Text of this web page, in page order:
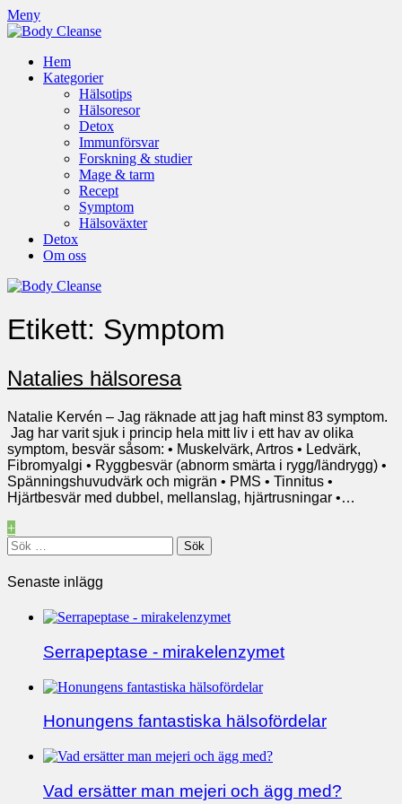
Meny
Hem
Kategorier
Hälsotips
Hälsoresor
Detox
Immunförsvar
Forskning & studier
Mage & tarm
Recept
Symptom
Hälsoväxter
Detox
Om oss
Etikett: Symptom
Natalies hälsoresa
Natalie Kervén – Jag räknade att jag haft minst 83 symptom.
Jag har varit sjuk i princip hela mitt liv i ett hav av olika
symptom, besvär såsom: • Muskelvärk, Artros • Ledvärk,
Fibromyalgi • Ryggbesvär (abnorm smärta i rygg/ländrygg) •
Spänningshuvudvärk och migrän • PMS • Tinnitus •
Hjärtbesvär med dubbel, mellanslag, hjärtrusningar •…
+
Sök
efter:
Senaste inlägg
Serrapeptase - mirakelenzymet
Honungens fantastiska hälsofördelar
Vad ersätter man mejeri och ägg med?